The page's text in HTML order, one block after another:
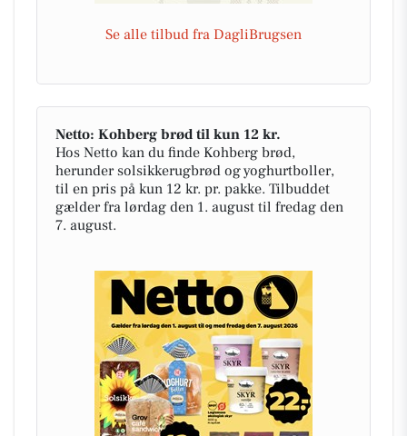
Se alle tilbud fra DagliBrugsen
Netto: Kohberg brød til kun 12 kr.
Hos Netto kan du finde Kohberg brød,
herunder solsikkerugbrød og yoghurtboller,
til en pris på kun 12 kr. pr. pakke. Tilbuddet
gælder fra lørdag den 1. august til fredag den
7. august.